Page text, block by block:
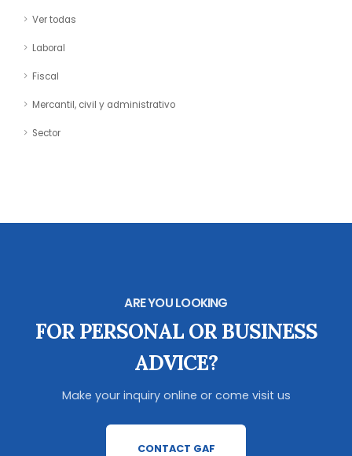
Ver todas
Laboral
Fiscal
Mercantil, civil y administrativo
Sector
ARE YOU LOOKING
FOR PERSONAL OR BUSINESS
ADVICE?
Make your inquiry online or come visit us
CONTACT GAF